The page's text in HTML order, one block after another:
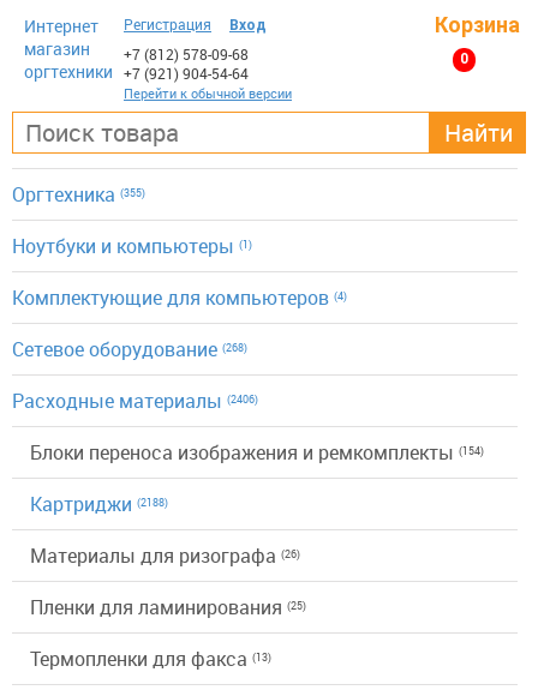
Интернет
магазин
оргтехники
Регистрация Вход Корзина
0
+7 (812) 578-09-68
+7 (921)904-54-64
Перейти к обычной версии
Найти
Оргтехника (355)
Ноутбуки и компьютеры (1)
Комплектующие для компьютеров (4)
Сетевое оборудование (268)
Расходные материалы (2406)
Блоки переноса изображения и ремкомплекты (154)
Картриджи (2188)
Материалы для ризографа (26)
Пленки для ламинирования (25)
Термопленки для факса (13)